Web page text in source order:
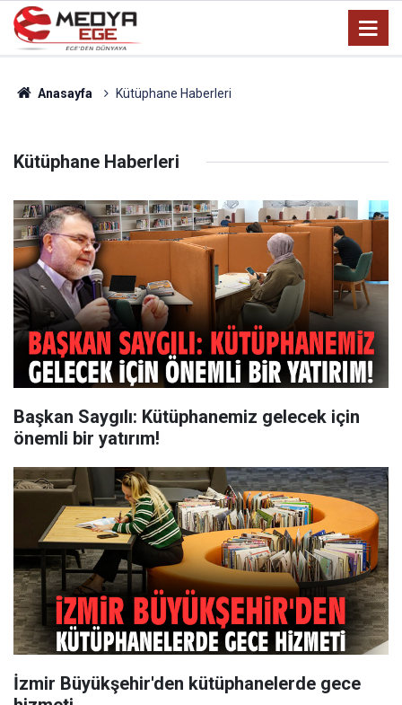
Anasayfa Kütüphane Haberleri
Kütüphane Haberleri
Başkan Saygılı: Kütüphanemiz gelecek için
önemli bir yatırım!
İzmir Büyükşehir'den kütüphanelerde gece